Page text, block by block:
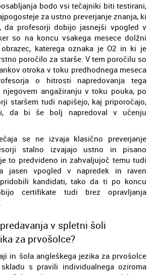
bodo vsi tečajniki biti testirani,
za ustno preverjanje znanja, ki
da profesorji dobijo jasnejši vpogled v
so na koncu vsakega mesece dolžni
katerega oznaka je O2 in ki je
poročilo za starše. V tem poročilu so
otroka v toku predhodnega meseca
o hitrosti napredovanja tega
angažiranju v toku pouka, po
staršem tudi napišejo, kaj priporočajo,
da bi še bolj napredoval v učenju
se ne izvaja klasično preverjanje
stalno izvajajo ustno in pisano
to predvideno in zahvaljujoč temu tudi
jasen vpogled v napredek in raven
kandidati, tako da ti po koncu
certifikate tudi brez opravljanja
v spletni šoli
za prvošolce?
in šola angleškega jezika za prvošolce
s pravili individualnega oziroma